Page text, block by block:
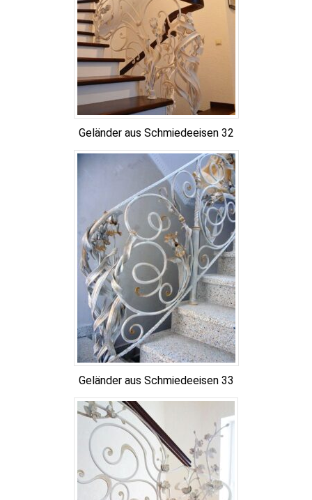
Geländer aus Schmiedeeisen 32
Geländer aus Schmiedeeisen 33